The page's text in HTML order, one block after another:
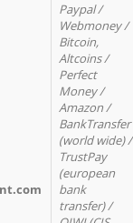
Paypal /
Webmoney /
Bitcoin,
Altcoins /
Perfect
Money /
Amazon /
BankTransfer
(world wide) /
TrustPay
(european
bank
transfer) /